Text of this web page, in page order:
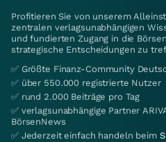
Profitieren Sie von unserem
zentralen verlagsunabhängigen
und fundierten Zugang in die
strategische Entscheidungen zu
✅ Größte Finanz-Community
✅ über 550.000 registrierte Nutzer
✅ rund 2.000 Beiträge pro Tag
✅ verlagsunabhängige Partner
BörsenNews
✅ Jederzeit einfach handeln beim